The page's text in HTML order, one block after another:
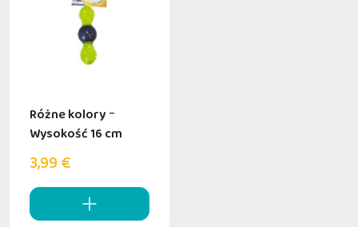
Różne kolory -
Wysokość 16 cm
3,99 €